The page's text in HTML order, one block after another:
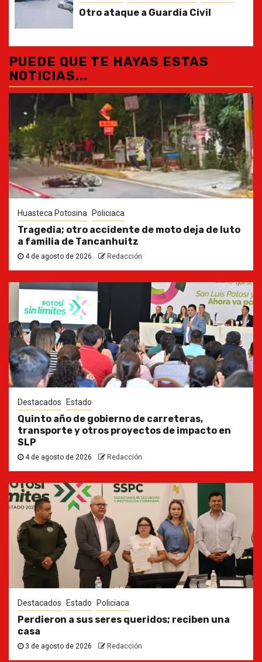
Otro ataque a Guardia Civil
PUEDE QUE TE HAYAS ESTAS
NOTICIAS...
Huasteca Potosina Policiaca
Tragedia; otro accidente de moto deja de luto
a familia de Tancanhuitz
4 de agosto de 2026 Redacción
Destacados Estado
Quinto año de gobierno de carreteras,
transporte y otros proyectos de impacto en
SLP
4 de agosto de 2026 Redacción
Destacados Estado Policiaca
Perdieron a sus seres queridos; reciben una
casa
3 de agosto de 2026 Redacción